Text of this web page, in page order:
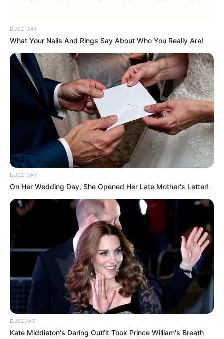
BUZZ DAY
What Your Nails And Rings Say About Who You Really Are!
BUZZ DAY
On Her Wedding Day, She Opened Her Late Mother's Letter!
BUZZDAY
Kate Middleton's Daring Outfit Took Prince William's Breath